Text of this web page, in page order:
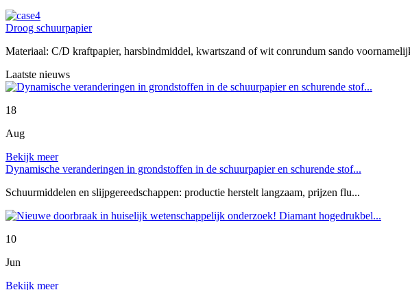
Droog schuurpapier
Materiaal: C/D kraftpapier, harsbindmiddel, kwartszand of wit conrundum sando
Laatste nieuws
18
Aug
Bekijk meer
Dynamische veranderingen in grondstoffen in de schuurpapier en schurende stof...
Schuurmiddelen en slijpgereedschappen: productie herstelt langzaam, prijzen flu...
10
Jun
Bekijk meer